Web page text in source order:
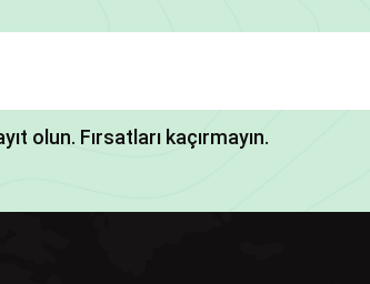
olun. Fırsatları kaçırmayın.